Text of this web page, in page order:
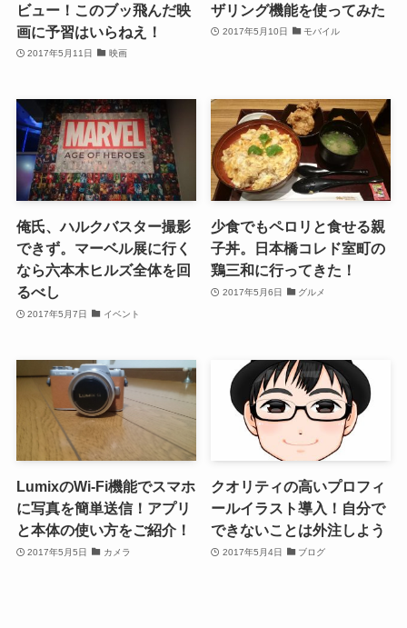
ビュー！このブッ飛んだ映
画に予習はいらねえ！
2017年5月11日 映画
ザリング機能を使ってみた
2017年5月10日 モバイル
俺氏、ハルクバスター撮影
できず。マーベル展に行く
なら六本木ヒルズ全体を回
るべし
2017年5月7日 イベント
少食でもペロリと食せる親
子丼。日本橋コレド室町の
鶏三和に行ってきた！
2017年5月6日 グルメ
LumixのWi-Fi機能でスマホ
に写真を簡単送信！アプリ
と本体の使い方をご紹介！
2017年5月5日 カメラ
クオリティの高いプロフィ
ールイラスト導入！自分で
できないことは外注しよう
2017年5月4日 ブログ